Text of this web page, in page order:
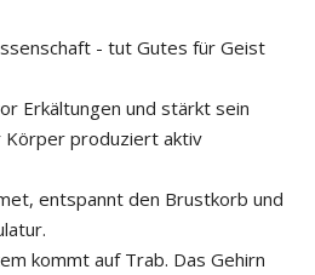
- tut Gutes für Geist
Erkältungen und stärkt sein
Körper produziert aktiv
entspannt den Brustkorb und
kommt auf Trab. Das Gehirn